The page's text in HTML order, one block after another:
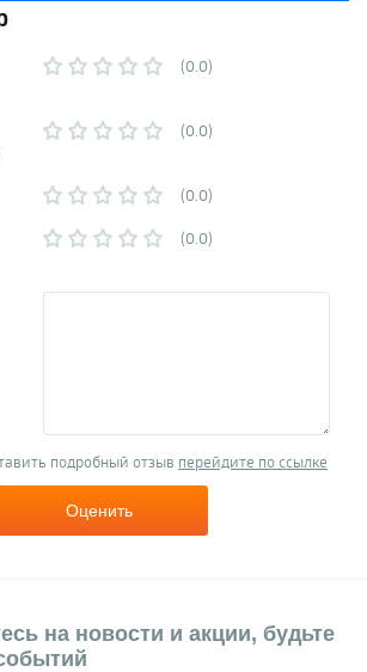
(0.0)
(0.0)
(0.0)
(0.0)
подробный отзыв перейдите по ссылке
Оценить
на новости и акции, будьте